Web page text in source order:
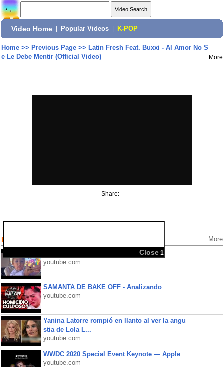
Video Home Popular Videos K-POP
Home>> Previous Page>> Latin Fresh Feat. Buxxi - Al Amor No S
e Le Debe Mentir (Official Video)
More
Share:
Popular Videos More
FELIZ CUMPLE ROMA ( SORPRESA )
youtube.com
SAMANTA DE BAKE OFF - Analizando
youtube.com
Yanina Latorre rompió en llanto al ver la angu
stia de Lola L...
youtube.com
WWDC 2020 Special Event Keynote — Apple
youtube.com